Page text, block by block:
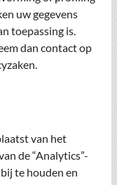
uw gegevens
toepassing is.
dan contact op
van het
de “Analytics”-
te houden en